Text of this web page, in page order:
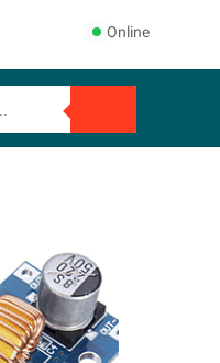
Online